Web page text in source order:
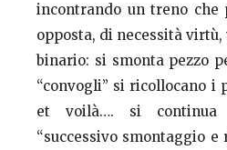
incontrando un treno che
opposta, di necessità virtù,
binario: si smonta pezzo
“convogli” si ricollocano i
et voilà…. si
“successivo smontaggio e